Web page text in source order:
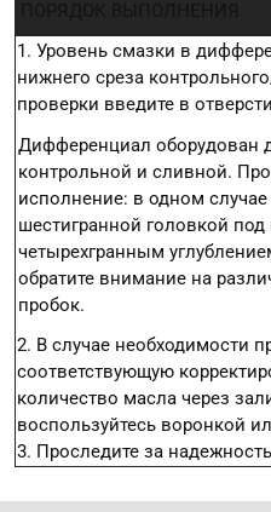
1. Уровень смазки в
нижнего среза
проверки введите в
Дифференциал оборудован
контрольной и сливной.
исполнение: в одном
шестигранной головкой
четырехгранным
обратите внимание на
пробок.
2. В случае необходимости
соответствующую
количество масла через
воспользуйтесь воронкой
3. Проследите за